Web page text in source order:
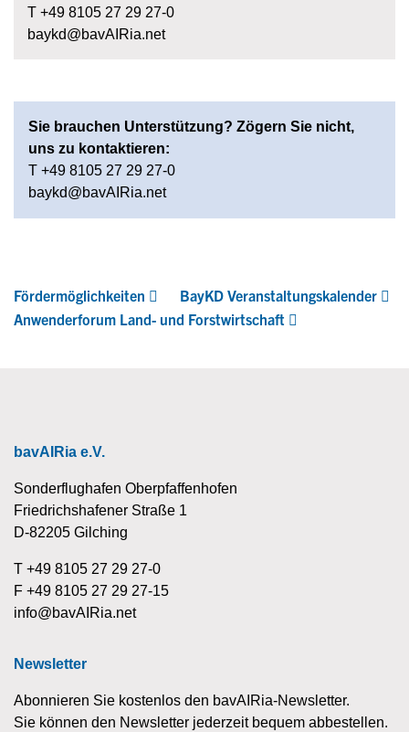
Sie brauchen Unterstützung? Zögern Sie nicht,
uns zu kontaktieren:
T +49 8105 27 29 27-0
baykd@bavAIRia.net
T +49 8105 27 29 27-0
baykd@bavAIRia.net
Fördermöglichkeiten
BayKD Veranstaltungskalender
Anwenderforum Land- und Forstwirtschaft
bavAIRia e.V.
Sonderflughafen Oberpfaffenhofen
Friedrichshafener Straße 1
D-82205 Gilching
T +49 8105 27 29 27-0
F +49 8105 27 29 27-15
info@bavAIRia.net
Newsletter
Abonnieren Sie kostenlos den bavAIRia-Newsletter.
Sie können den Newsletter jederzeit bequem abbestellen.